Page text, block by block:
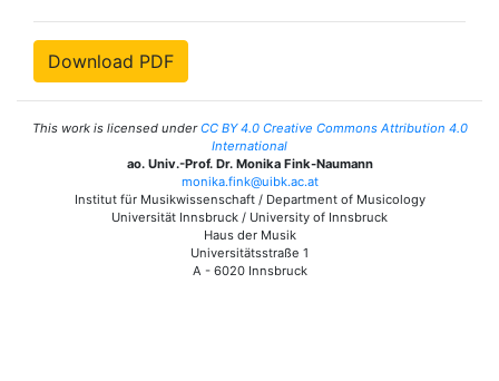
Download PDF
This work is licensed underCC BY 4.0 Creative Commons Attribution 4.0
International
ao. Univ.-Prof. Dr. Monika Fink-Naumann
monika.fink@uibk.ac.at
Institut für Musikwissenschaft / Department of Musicology
Universität Innsbruck / University of Innsbruck
Haus der Musik
Universitätsstraße 1
A - 6020 Innsbruck